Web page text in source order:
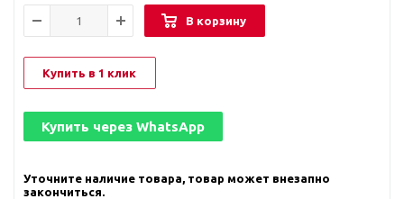
В корзину
Купить в 1 клик
Купить через WhatsApp
Уточните наличие товара, товар может внезапно
закончиться.